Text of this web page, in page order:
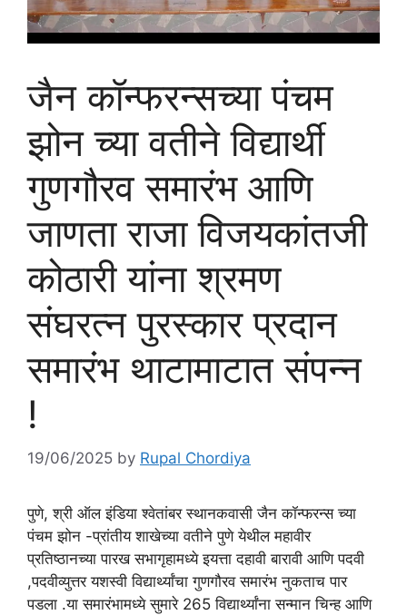
जैन कॉन्फरन्सच्या पंचम
झोन च्या वतीने विद्यार्थी
गुणगौरव समारंभ आणि
जाणता राजा विजयकांतजी
कोठारी यांना श्रमण
संघरत्न पुरस्कार प्रदान
समारंभ थाटामाटात संपन्न
!
19/06/2025 by Rupal Chordiya
पुणे, श्री ऑल इंडिया श्वेतांबर स्थानकवासी जैन कॉन्फरन्स च्या
पंचम झोन -प्रांतीय शाखेच्या वतीने पुणे येथील महावीर
प्रतिष्ठानच्या पारख सभागृहामध्ये इयत्ता दहावी बारावी आणि पदवी
,पदवीव्युत्तर यशस्वी विद्यार्थ्यांचा गुणगौरव समारंभ नुकताच पार
पडला .या समारंभामध्ये सुमारे 265 विद्यार्थ्यांना सन्मान चिन्ह आणि